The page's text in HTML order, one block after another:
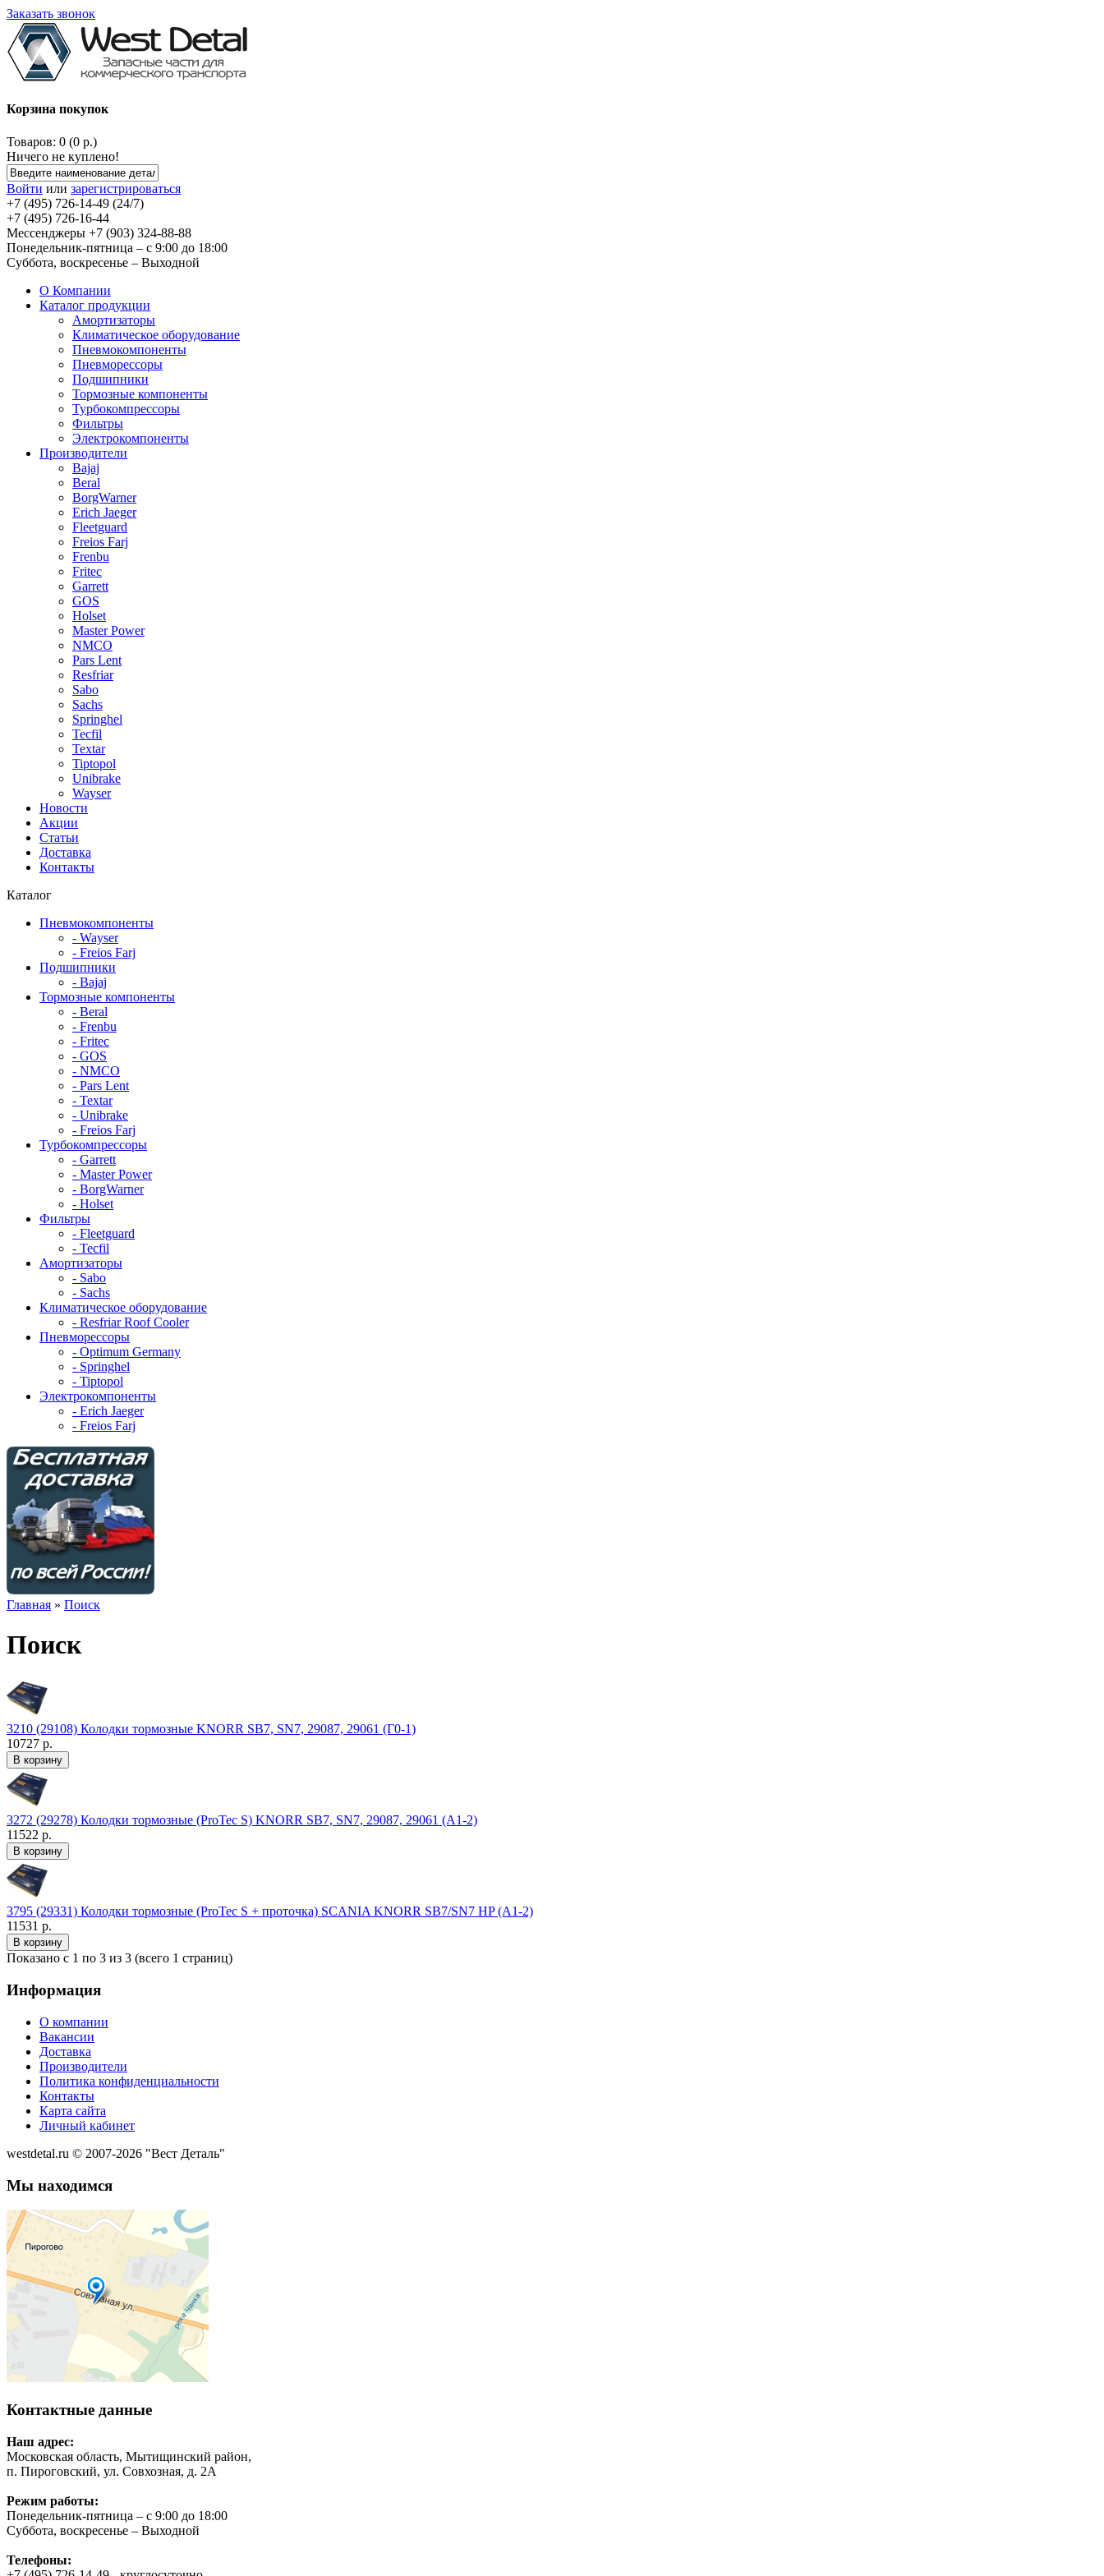
Заказать звонок
Корзина покупок
Товаров: 0 (0 р.)
Ничего не куплено!
Войти или зарегистрироваться
+7 (495) 726-14-49 (24/7)
+7 (495) 726-16-44
Мессенджеры +7 (903) 324-88-88
Понедельник-пятница – с 9:00 до 18:00
Суббота, воскресенье – Выходной
О Компании
Каталог продукции
Амортизаторы
Климатическое оборудование
Пневмокомпоненты
Пневморессоры
Подшипники
Тормозные компоненты
Турбокомпрессоры
Фильтры
Электрокомпоненты
Производители
Bajaj
Beral
BorgWarner
Erich Jaeger
Fleetguard
Freios Farj
Frenbu
Fritec
Garrett
GOS
Holset
Master Power
NMCO
Pars Lent
Resfriar
Sabo
Sachs
Springhel
Tecfil
Textar
Tiptopol
Unibrake
Wayser
Новости
Акции
Статьи
Доставка
Контакты
Каталог
Пневмокомпоненты
- Wayser
- Freios Farj
Подшипники
- Bajaj
Тормозные компоненты
- Beral
- Frenbu
- Fritec
- GOS
- NMCO
- Pars Lent
- Textar
- Unibrake
- Freios Farj
Турбокомпрессоры
- Garrett
- Master Power
- BorgWarner
- Holset
Фильтры
- Fleetguard
- Tecfil
Амортизаторы
- Sabo
- Sachs
Климатическое оборудование
- Resfriar Roof Cooler
Пневморессоры
- Optimum Germany
- Springhel
- Tiptopol
Электрокомпоненты
- Erich Jaeger
- Freios Farj
Главная » Поиск
Поиск
3210 (29108) Колодки тормозные KNORR SB7, SN7, 29087, 29061 (Г0-1)
10727 р.
3272 (29278) Колодки тормозные (ProTec S) KNORR SB7, SN7, 29087, 29061 (А1-2)
11522 р.
3795 (29331) Колодки тормозные (ProTec S + проточка) SCANIA KNORR SB7/SN7 HP (А1-2)
11531 р.
Показано с 1 по 3 из 3 (всего 1 страниц)
Информация
О компании
Вакансии
Доставка
Производители
Политика конфиденциальности
Контакты
Карта сайта
Личный кабинет
westdetal.ru © 2007-2026 "Вест Деталь"
Мы находимся
Контактные данные
Наш адрес:
Московская область, Мытищинский район,
п. Пироговский, ул. Совхозная, д. 2А
Режим работы:
Понедельник-пятница – с 9:00 до 18:00
Суббота, воскресенье – Выходной
Телефоны: